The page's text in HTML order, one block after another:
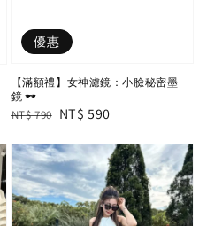
優惠
【滿額禮】女神濾鏡：小臉秘密墨
鏡 🕶️
Regular
NT$ 790 Sale
NT$ 590